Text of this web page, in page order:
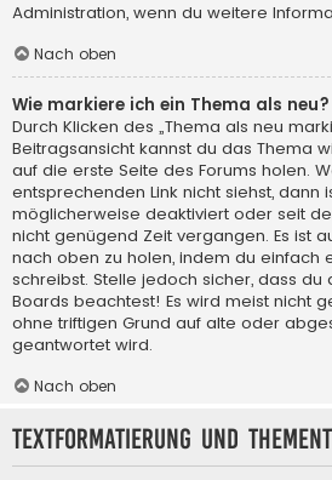
Administration, wenn du weitere
Nach oben
Wie markiere ich ein Thema als neu?
Durch Klicken des „Thema als neu
Beitragsansicht kannst du das Thema
auf die erste Seite des Forums holen.
entsprechenden Link nicht siehst, dann
möglicherweise deaktiviert oder seit
nicht genügend Zeit vergangen. Es ist
nach oben zu holen, indem du einfach
schreibst. Stelle jedoch sicher, dass du
Boards beachtest! Es wird meist nicht
ohne triftigen Grund auf alte oder
geantwortet wird.
Nach oben
Textformatierung und